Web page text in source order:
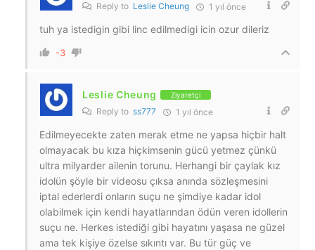
Reply to Leslie Cheung 1 yıl önce
tuh ya istedigin gibi linc edilmedigi icin ozur dileriz
-3
Leslie Cheung Ziyaretçi
Reply to ss777 1 yıl önce
Edilmeyecekte zaten merak etme ne yapsa hiçbir halt
olmayacak bu kıza hiçkimsenin gücü yetmez çünkü
ultra milyarder ailenin torunu. Herhangi bir çaylak kız
idolün şöyle bir videosu çıksa anında sözleşmesini
iptal ederlerdi onların suçu ne şimdiye kadar idol
olabilmek için kendi hayatlarından ödün veren idollerin
suçu ne. Herkes istediği gibi hayatını yaşasa ne güzel
ama tek kişiye özelse sıkıntı var. Bu tür güç ve